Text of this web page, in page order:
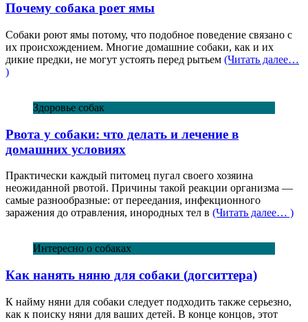
Почему собака роет ямы
Собаки роют ямы потому, что подобное поведение связано с
их происхождением. Многие домашние собаки, как и их
дикие предки, не могут устоять перед рытьем (Читать далее…
)
Здоровье собак
Рвота у собаки: что делать и лечение в
домашних условиях
Практически каждый питомец пугал своего хозяина
неожиданной рвотой. Причины такой реакции организма —
самые разнообразные: от переедания, инфекционного
заражения до отравления, инородных тел в (Читать далее… )
Интересно о собаках
Как нанять няню для собаки (догситтера)
К найму няни для собаки следует подходить также серьезно,
как к поиску няни для ваших детей. В конце концов, этот